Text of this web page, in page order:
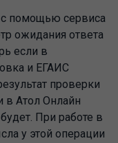
с помощью сервиса
ожидания ответа
если в
и ЕГАИС
проверки
в Атол Онлайн
При работе в
у этой операции